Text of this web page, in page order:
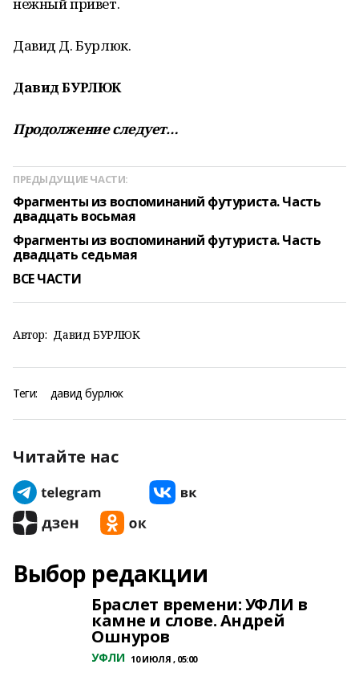
Давид Д. Бурлюк.
Давид БУРЛЮК
Продолжение следует…
ПРЕДЫДУЩИЕ ЧАСТИ:
Фрагменты из воспоминаний футуриста. Часть
двадцать восьмая
Фрагменты из воспоминаний футуриста. Часть
двадцать седьмая
ВСЕ ЧАСТИ
Автор: Давид БУРЛЮК
Теги: давид бурлюк
Читайте нас
Выбор редакции
Браслет времени: УФЛИ в
камне и слове. Андрей
Ошнуров
УФЛИ 10 ИЮЛЯ , 05:00